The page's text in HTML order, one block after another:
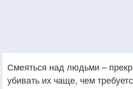
Смеяться над людьми –
убивать их чаще, чем